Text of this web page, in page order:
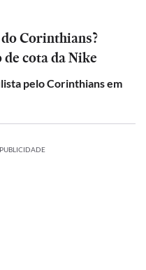
Corinthians?
cota da Nike
pelo Corinthians em